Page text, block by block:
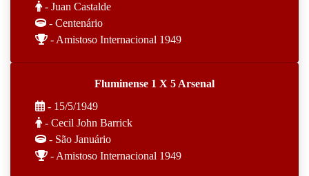
- Juan Castalde
- Centenário
- Amistoso Internacional 1949
Fluminense 1 X 5 Arsenal
- 15/5/1949
- Cecil John Barrick
- São Januário
- Amistoso Internacional 1949